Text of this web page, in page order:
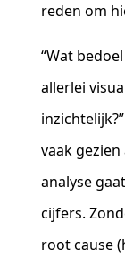
reden om
“Wat
allerlei
vaak gezien
analyse
cijfers.
root cause